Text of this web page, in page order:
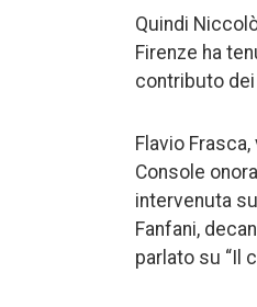
Quindi
Firenze ha
contributo dei
Flavio
Console
intervenuta
Fanfani,
parlato su “Il